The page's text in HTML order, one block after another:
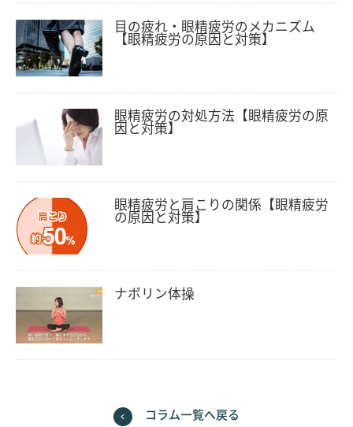
目の疲れ・眼精疲労のメカニズム
【眼精疲労の原因と対策】
眼精疲労の対処方法【眼精疲労の原
因と対策】
眼精疲労と肩こりの関係【眼精疲労
の原因と対策】
ナボリン体操
コラム一覧へ戻る